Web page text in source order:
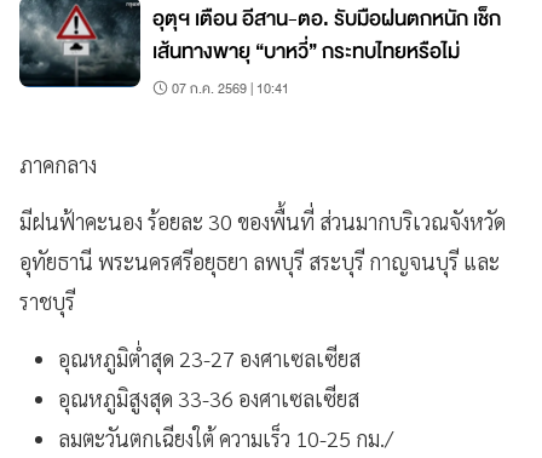
อุตุฯ เตือน อีสาน-ตอ. รับมือฝนตกหนัก เช็ก
เส้นทางพายุ “บาหวี่” กระทบไทยหรือไม่
07 ก.ค. 2569 | 10:41
ภาคกลาง
มีฝนฟ้าคะนอง ร้อยละ 30 ของพื้นที่ ส่วนมากบริเวณจังหวัด
อุทัยธานี พระนครศรีอยุธยา ลพบุรี สระบุรี กาญจนบุรี และ
ราชบุรี
อุณหภูมิต่ำสุด 23-27 องศาเซลเซียส
อุณหภูมิสูงสุด 33-36 องศาเซลเซียส
ลมตะวันตกเฉียงใต้ ความเร็ว 10-25 กม./